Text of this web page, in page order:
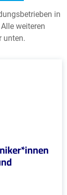
in
weiteren
unten.